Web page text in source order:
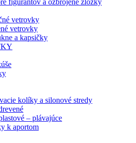
figurantov a ozbrojené zložky
vetrovky
vetrovky
a kapsičky
kolíky a silonové stredy
– plávajúce
k aportom